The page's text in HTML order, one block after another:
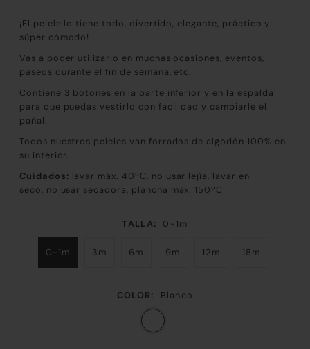
¡El pelele lo tiene todo, divertido, elegante, práctico y
súper cómodo!
Vas a poder utilizarlo en muchas ocasiones, eventos,
paseos durante el fin de semana, etc.
Contiene 3 botones en la parte inferior y en la espalda
para que puedas vestirlo con facilidad y cambiarle el
pañal.
Todos nuestros peleles van forrados de algodón 100% en
su interior.
Cuidados: lavar máx. 40ºC, no usar lejía, lavar en
seco, no usar secadora, plancha máx. 150ºC
TALLA: 0-1m
0-1m 3m 6m 9m 12m 18m
COLOR: Blanco